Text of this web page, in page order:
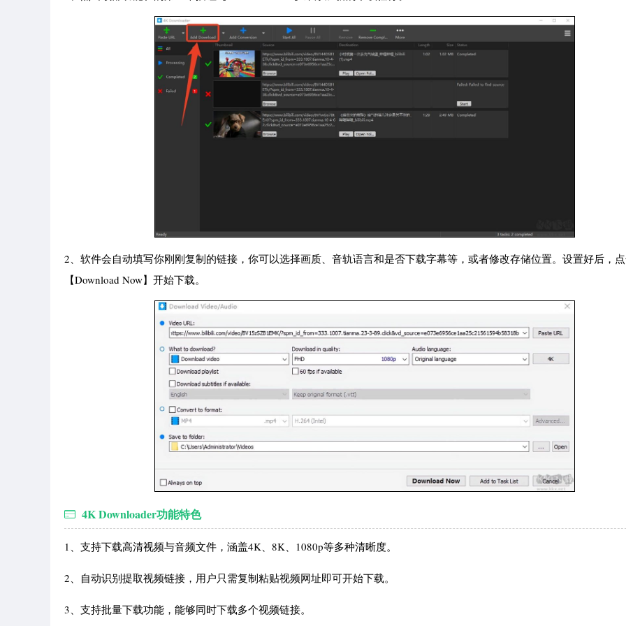
2、软件会自动填写你刚刚复制的链接，你可以选择画质、音轨语言和是否下载字幕等，或者修改存储位置。设置好后，
【Download Now】开始下载。
4K Downloader功能特色
1、支持下载高清视频与音频文件，涵盖4K、8K、1080p等多种清晰度。
2、自动识别提取视频链接，用户只需复制粘贴视频网址即可开始下载。
3、支持批量下载功能，能够同时下载多个视频链接。